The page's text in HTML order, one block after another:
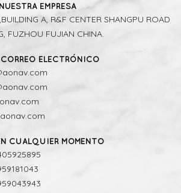
EMPRESA
A, R&F CENTER SHANGPU ROAD
FUZHOU FUJIAN CHINA.
ELECTRÓNICO
CUALQUIER MOMENTO